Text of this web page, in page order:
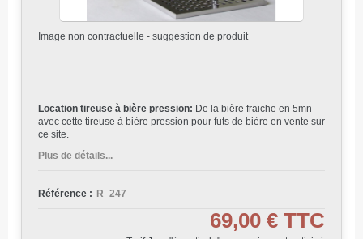
Image non contractuelle - suggestion de produit
Location tireuse à bière pression: De la bière fraiche en 5mn
avec cette tireuse à bière pression pour futs de bière en vente sur
ce site.
Plus de détails...
Référence : R_247
69,00 € TTC